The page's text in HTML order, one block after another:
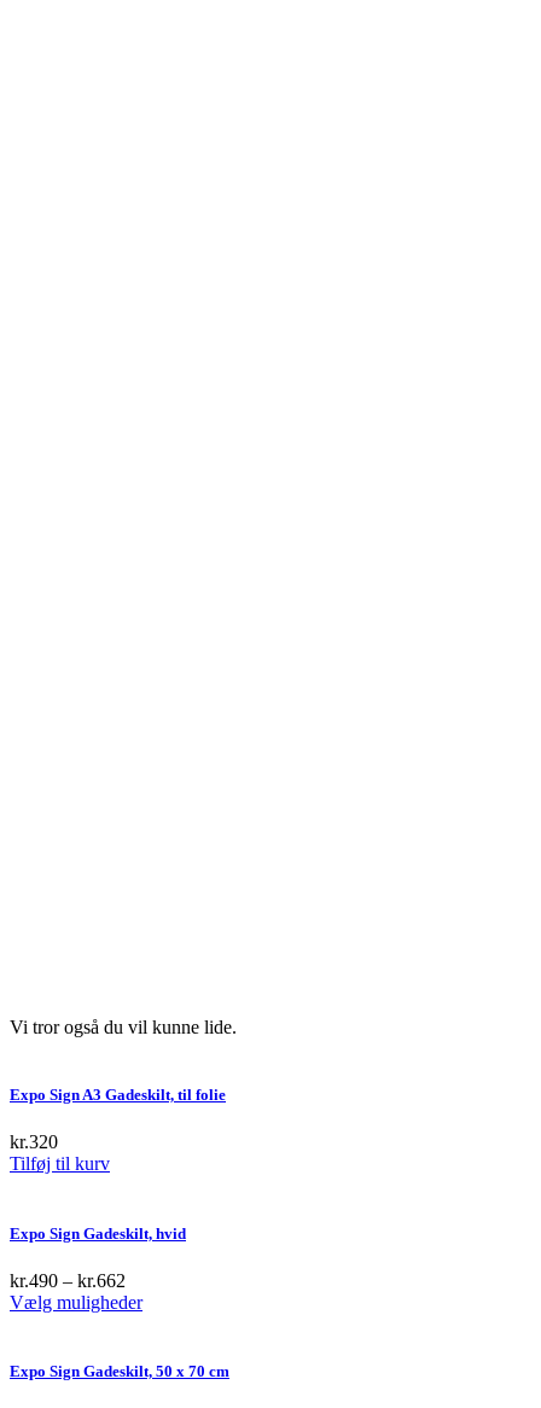
Vi tror også du vil kunne lide.
Expo Sign A3 Gadeskilt, til folie
kr.320
Tilføj til kurv
Expo Sign Gadeskilt, hvid
kr.490 – kr.662
Vælg mulighederThis
multiple
Expo Sign Gadeskilt, 50 x 70 cm